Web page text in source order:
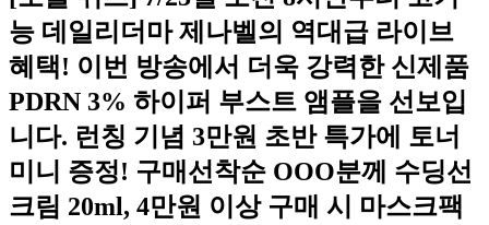
능 데일리더마 제나벨의 역대급 라이브
혜택! 이번 방송에서 더욱 강력한 신제품
PDRN 3% 하이퍼 부스트 앰플을 선보입
니다. 런칭 기념 3만원 초반 특가에 토너
미니 증정! 구매선착순 OOO분께 수딩선
크림 20ml, 4만원 이상 구매 시 마스크팩